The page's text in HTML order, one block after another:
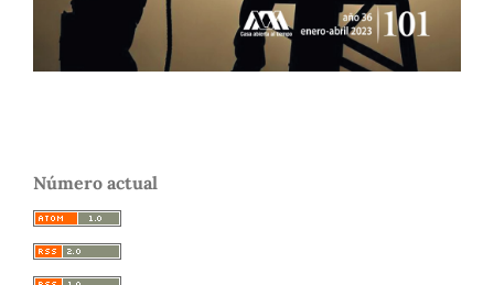
Número actual